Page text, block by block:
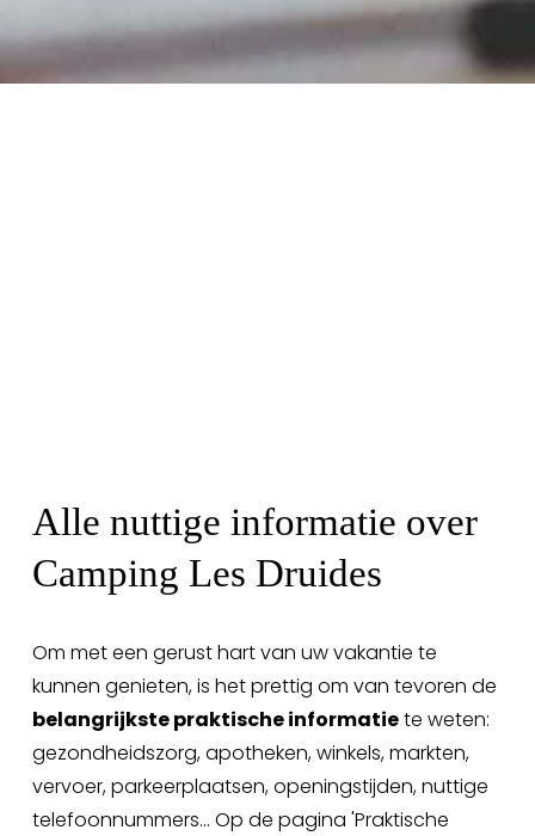
Alle nuttige informatie over
Camping Les Druides
Om met een gerust hart van uw vakantie te
belangrijkste praktische informatie te weten:
gezondheidszorg, apotheken, winkels, markten,
vervoer, parkeerplaatsen, openingstijden, nuttige
telefoonnummers... Op de pagina 'Praktische